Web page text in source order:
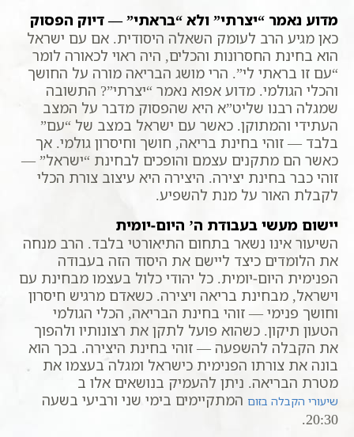
מדוע נאמר “יצרתי” ולא “בראתי” — דיוק הפסוק
כאן מגיע הרב לעומק השאלה היסודית. אם עם ישראל
הוא בחינת החסרונות והכלים, היה ראוי לכאורה לומר
“עם זו בראתי לי”. הרי מושג הבריאה מורה על החושך
והכלי הגולמי. מדוע אפוא נאמר “יצרתי”? התשובה
שמגלה רבנו שליט”א היא שהפסוק מדבר על המצב
העתידי והמתוקן. כאשר עם ישראל במצב של “עם”
בלבד — זוהי בחינת בריאה, חושך וחיסרון גולמי. אך
כאשר הם מתקנים עצמם והופכים לבחינת “ישראל” —
זוהי כבר בחינת יצירה. היצירה היא עיצוב צורת הכלי
לקבלת האור על מנת להשפיע.
יישום מעשי בעבודת ה’ היום-יומית
השיעור אינו נשאר בתחום התיאורטי בלבד. הרב מנחה
את הלומדים כיצד ליישם את היסוד הזה בעבודה
הפנימית היום-יומית. כל יהודי כלול בעצמו מבחינת עם
וישראל, מבחינת בריאה ויצירה. כשאדם מרגיש חיסרון
וחושך פנימי — זוהי בחינת הבריאה, הכלי הגולמי
הטעון תיקון. כשהוא פועל לתקן את רצונותיו ולהפוך
את הקבלה להשפעה — זוהי בחינת היצירה. בכך הוא
בונה את צורתו הפנימית כישראל ומגלה בעצמו את
מטרת הבריאה. ניתן להעמיק בנושאים אלו ב
שיעורי הקבלה בזום המתקיימים בימי שני ורביעי בשעה
20:30.